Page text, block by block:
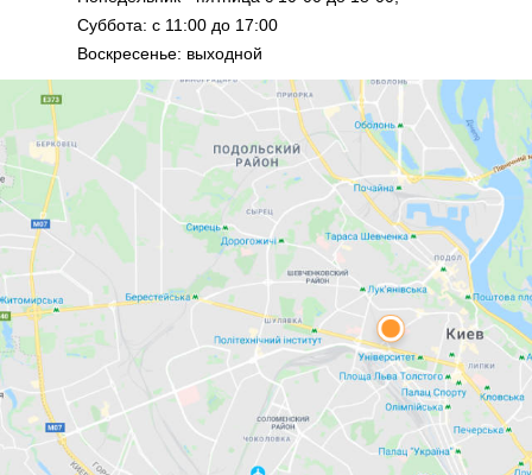
Суббота: с 11:00 до 17:00
Воскресенье: выходной